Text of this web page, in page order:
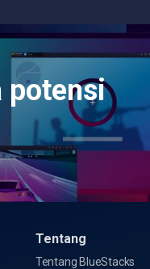
potensi
Tentang
Tentang BlueStacks